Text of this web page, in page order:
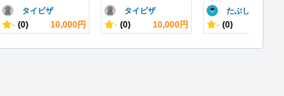
タイビザ
- (0) 10,000円
タイビザ
- (0) 10,000円
たぶしんと
- (0)